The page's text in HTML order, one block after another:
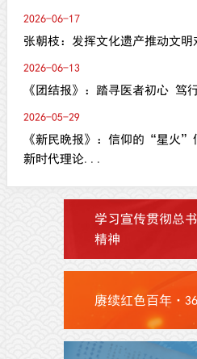
2026-06-17
张朝枝：发挥文化遗产推动文明
2026-06-13
《团结报》：踏寻医者初心 笃
2026-05-29
《新民晚报》：信仰的“星火
新时代理论...
学习宣传贯彻总
精神
赓续红色百年